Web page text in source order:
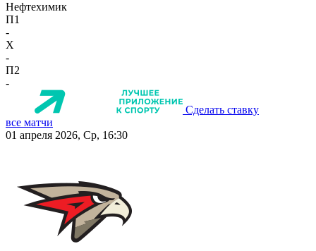
Нефтехимик
П1
-
X
-
П2
-
Сделать ставку
все матчи
01 апреля 2026, Ср, 16:30